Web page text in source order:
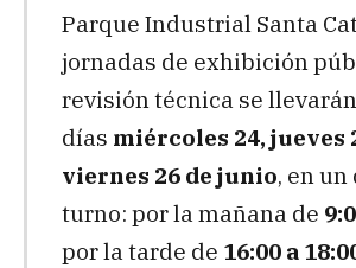
Parque Industrial Santa
jornadas de exhibición
revisión técnica se
días miércoles 24, jueves
viernes 26 de junio, en
turno: por la mañana de
por la tarde de 16:00 a